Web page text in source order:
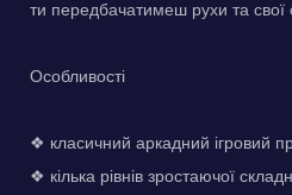
ти передбачатимеш рухи та свої
Особливості
❖ класичний аркадний ігровий
❖ кілька рівнів зростаючої